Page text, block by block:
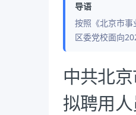
导语
按照《北京市
区委党校面向
公告正文
中共北
拟聘用